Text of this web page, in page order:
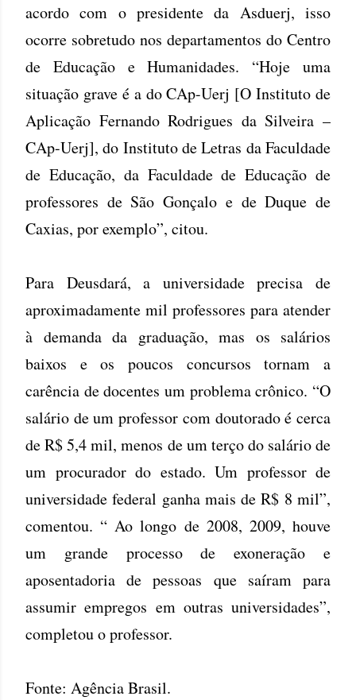
acordo com o presidente da Asduerj, isso
ocorre sobretudo nos departamentos do Centro
de Educação e Humanidades. “Hoje uma
situação grave é a do CAp-Uerj [O Instituto de
Aplicação Fernando Rodrigues da Silveira –
CAp-Uerj], do Instituto de Letras da Faculdade
de Educação, da Faculdade de Educação de
professores de São Gonçalo e de Duque de
Caxias, por exemplo”, citou.
Para Deusdará, a universidade precisa de
aproximadamente mil professores para atender
à demanda da graduação, mas os salários
baixos e os poucos concursos tornam a
carência de docentes um problema crônico. “O
salário de um professor com doutorado é cerca
de R$ 5,4 mil, menos de um terço do salário de
um procurador do estado. Um professor de
universidade federal ganha mais de R$ 8 mil”,
comentou. “ Ao longo de 2008, 2009, houve
um grande processo de exoneração e
aposentadoria de pessoas que saíram para
assumir empregos em outras universidades”,
completou o professor.
Fonte: Agência Brasil.